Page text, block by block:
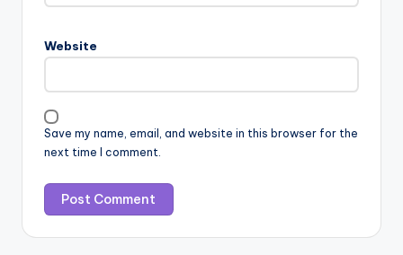
Website
Save my name, email, and website in this browser for the
next time I comment.